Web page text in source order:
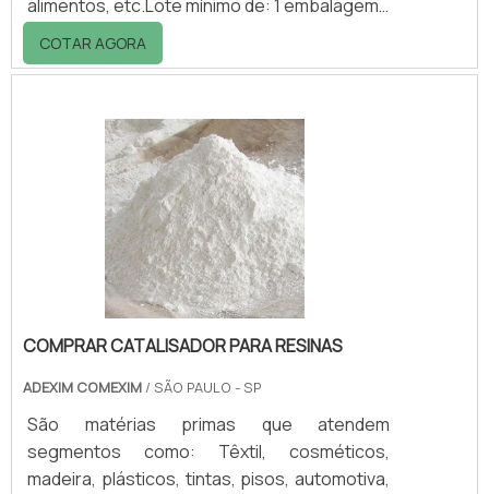
alimentos, etc.Lote mínimo de: 1 embalagem -
20kgEsferas SilibeadsA Silibeads possui uma
linha de produtos contendo esferas de vidro,
zircônio, esferas de óxido de zircônio
revestidas com ceria ou ytrium e também as
esferas de ytrium premium para
revestimentos transparentes. Podem ser
utilizados em linha automotiva, cosméticos e
farmacêuti.
COTAR AGORA
COMPRAR CATALISADOR PARA RESINAS
ADEXIM COMEXIM / SÃO PAULO - SP
São matérias primas que atendem
segmentos como: Têxtil, cosméticos,
madeira, plásticos, tintas, pisos, automotiva,